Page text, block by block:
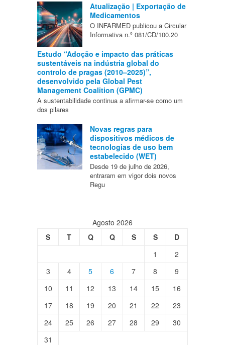
Atualização | Exportação de
Medicamentos
O INFARMED publicou a Circular
Informativa n.º 081/CD/100.20
Estudo “Adoção e impacto das práticas
sustentáveis na indústria global do
controlo de pragas (2010–2025)”,
desenvolvido pela Global Pest
Management Coalition (GPMC)
A sustentabilidade continua a afirmar-se como um
dos pilares
Novas regras para
dispositivos médicos de
tecnologias de uso bem
estabelecido (WET)
Desde 19 de julho de 2026,
entraram em vigor dois novos
Regu
Agosto 2026
S
T Q Q S S
D
1
2
3
4 5 6 7 8
9
10
11 12 13 14 15
16
17
18 19 20 21 22
23
24
25 26 27 28 29
30
31